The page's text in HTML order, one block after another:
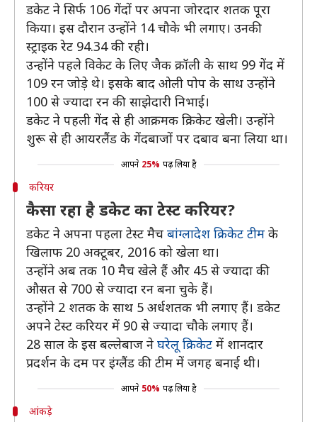
डकेट ने सिर्फ 106 गेंदों पर अपना जोरदार शतक पूरा
किया। इस दौरान उन्होंने 14 चौके भी लगाए। उनकी
स्ट्राइक रेट 94.34 की रही।
उन्होंने पहले विकेट के लिए जैक क्रॉली के साथ 99 गेंद में
109 रन जोड़े थे। इसके बाद ओली पोप के साथ उन्होंने
100 से ज्यादा रन की साझेदारी निभाई।
डकेट ने पहली गेंद से ही आक्रमक क्रिकेट खेली। उन्होंने
शुरू से ही आयरलैंड के गेंदबाजों पर दबाव बना लिया था।
आपने 25% पढ़ लिया है
करियर
कैसा रहा है डकेट का टेस्ट करियर?
डकेट ने अपना पहला टेस्ट मैच बांग्लादेश क्रिकेट टीम के
खिलाफ 20 अक्टूबर, 2016 को खेला था।
उन्होंने अब तक 10 मैच खेले हैं और 45 से ज्यादा की
औसत से 700 से ज्यादा रन बना चुके हैं।
उन्होंने 2 शतक के साथ 5 अर्धशतक भी लगाए हैं। डकेट
अपने टेस्ट करियर में 90 से ज्यादा चौके लगाए हैं।
28 साल के इस बल्लेबाज ने घरेलू क्रिकेट में शानदार
प्रदर्शन के दम पर इंग्लैंड की टीम में जगह बनाई थी।
आपने 50% पढ़ लिया है
आंकड़े